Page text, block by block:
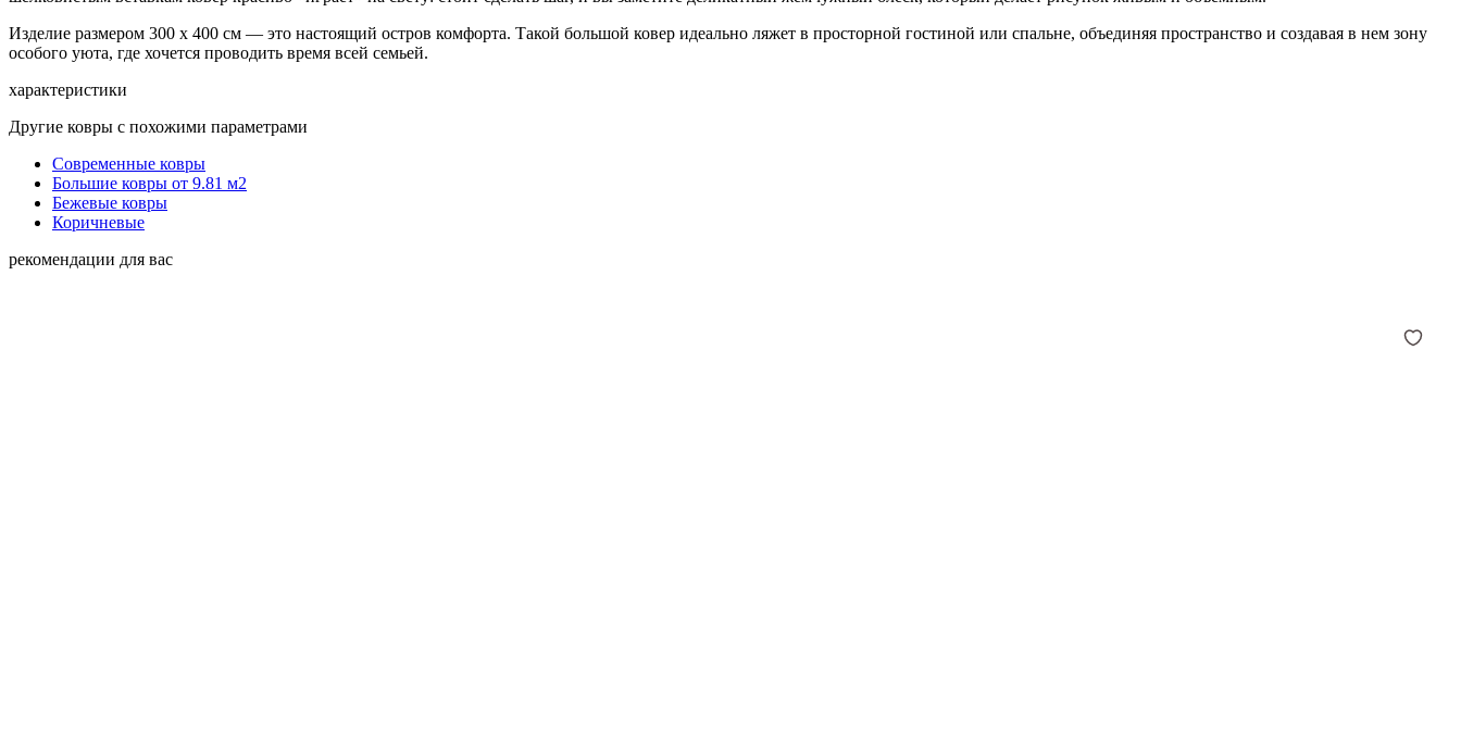
Изделие размером 300 x 400 см — это настоящий остров комфорта. Такой большой ковер идеально ляжет в просторной гостиной или спальне, объединяя пространство и создавая в нем зону
особого уюта, где хочется проводить время всей семьей.
характеристики
Другие ковры с похожими параметрами
Современные ковры
Большие ковры от 9.81 м2
Бежевые ковры
Коричневые
рекомендации для вас